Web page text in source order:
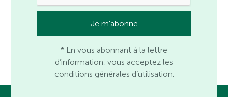
* En vous abonnant à la lettre
d’information, vous acceptez les
conditions générales d’utilisation.